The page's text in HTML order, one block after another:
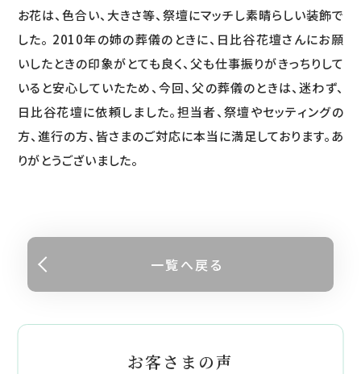
お花は、色合い、大きさ等、祭壇にマッチし素晴らしい装飾で
した。 2010年の姉の葬儀のときに、日比谷花壇さんにお願
いしたときの印象がとても良く、父も仕事振りがきっちりして
いると安心していたため、今回、父の葬儀のときは、迷わず、
日比谷花壇に依頼しました。担当者、祭壇やセッティングの
方、進行の方、皆さまのご対応に本当に満足しております。あ
りがとうございました。
一覧へ戻る
お客さまの声